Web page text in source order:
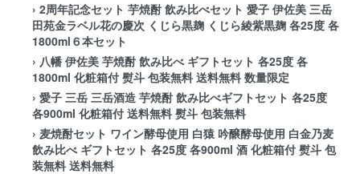
› 2周年記念セット 芋焼酎 飲み比べセット 愛子 伊佐美 三岳
田苑金ラベル花の慶次 くじら黒麹 くじら綾紫黒麹 各25度 各
1800ml６本セット
› 八幡 伊佐美 芋焼酎 飲み比べ ギフトセット 各25度 各
1800ml 化粧箱付 熨斗 包装無料 送料無料 数量限定
› 愛子 三岳 三岳酒造 芋焼酎 飲み比べギフトセット 各25度
各900ml 化粧箱付 送料無料 熨斗 包装無料
› 麦焼酎セット ワイン酵母使用 白猿 吟醸酵母使用 白金乃麦
飲み比べ ギフトセット 各25度 各900ml 酒 化粧箱付 熨斗 包
装無料 送料無料